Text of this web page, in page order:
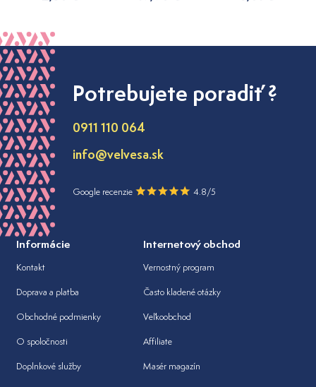
Potrebujete poradiť ?
0911 110 064
info@velvesa.sk
Google recenzie 4.8/5
Informácie
Kontakt
Doprava a platba
Obchodné podmienky
O spoločnosti
Doplnkové služby
Internetový obchod
Vernostný program
Často kladené otázky
Veľkoobchod
Affiliate
Masér magazín